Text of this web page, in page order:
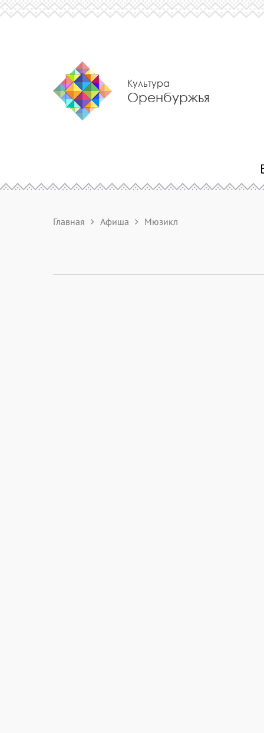
Культура
Оренбуржья
Главная Афиша Мюзикл